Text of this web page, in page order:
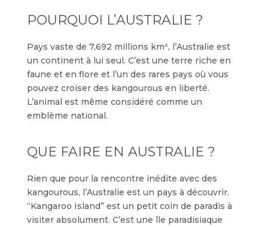
POURQUOI L’AUSTRALIE ?
Pays vaste de 7,692 millions km², l’Australie est
un continent à lui seul. C’est une terre riche en
faune et en flore et l’un des rares pays où vous
pouvez croiser des kangourous en liberté.
L’animal est même considéré comme un
emblème national.
QUE FAIRE EN AUSTRALIE ?
Rien que pour la rencontre inédite avec des
kangourous, l’Australie est un pays à découvrir.
“Kangaroo Island” est un petit coin de paradis à
visiter absolument. C’est une île paradisiaque